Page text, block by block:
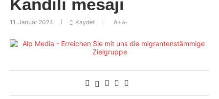
Kandili mesajı
11. Januar 2024 Kaydet A+A-